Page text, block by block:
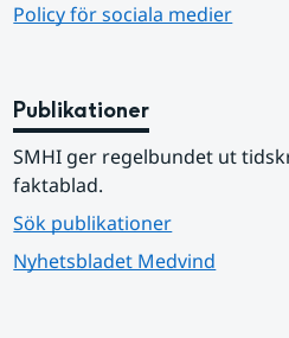
Policy för sociala medier
Publikationer
SMHI ger regelbundet ut
faktablad.
Sök publikationer
Nyhetsbladet Medvind